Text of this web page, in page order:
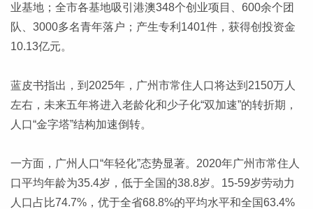
业基地；全市各基地吸引港澳348个创业项目、600余个团
队、3000多名青年落户；产生专利1401件，获得创投资金
10.13亿元。
蓝皮书指出，到2025年，广州市常住人口将达到2150万人
左右，未来五年将进入老龄化和少子化“双加速”的转折期，
人口“金字塔”结构加速倒转。
一方面，广州人口“年轻化”态势显著。2020年广州市常住人
口平均年龄为35.4岁，低于全国的38.8岁。15-59岁劳动力
人口占比74.7%，优于全省68.8%的平均水平和全国63.4%